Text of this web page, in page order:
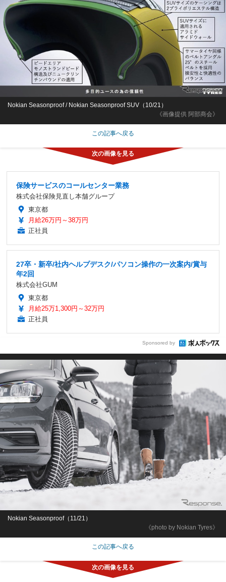
《画像提供 阿部商会》
Nokian Seasonproof / Nokian Seasonproof SUV（10/21）
この記事へ戻る
保険サービスのコールセンター業務
株式会社保険見直し本舗グループ
東京都
月給26万円～38万円
正社員
27卒・新卒/社内ヘルプデスク/パソコン操作の一次案内/賞与
年2回
株式会社GUM
東京都
月給25万1,300円～32万円
正社員
Sponsored by
《photo by Nokian Tyres》
Nokian Seasonproof（11/21）
この記事へ戻る